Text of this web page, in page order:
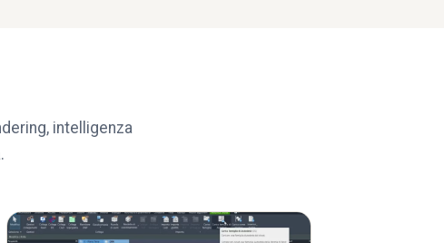
intelligenza